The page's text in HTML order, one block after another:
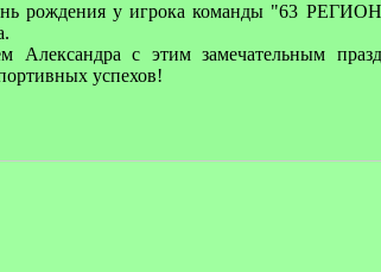
рождения у игрока команды "63
Александра с этим замечательным
успехов!